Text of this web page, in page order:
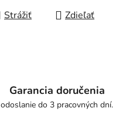
Strážiť Zdieľať
Garancia doručenia
odoslanie do 3 pracovných dní.